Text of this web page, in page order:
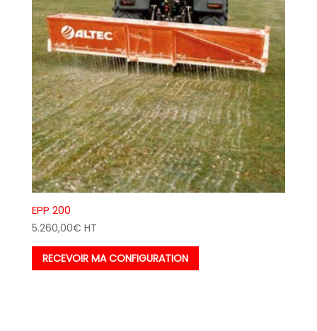
EPP 200
5.260,00€ HT
RECEVOIR MA CONFIGURATION